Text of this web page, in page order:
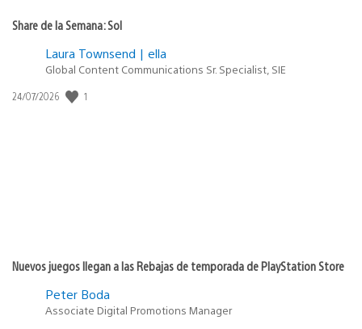
Share de la Semana: Sol
Laura Townsend | ella
Global Content Communications Sr. Specialist, SIE
Fecha
24/07/2026 1
Nuevos juegos llegan a las Rebajas de temporada de PlayStation Store
Peter Boda
Associate Digital Promotions Manager